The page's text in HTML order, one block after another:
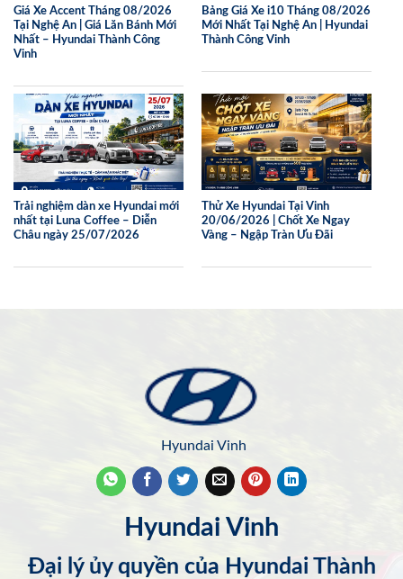
Giá Xe Accent Tháng 08/2026
Tại Nghệ An | Giá Lăn Bánh Mới
Nhất – Hyundai Thành Công
Vinh
Bảng Giá Xe i10 Tháng 08/2026
Mới Nhất Tại Nghệ An | Hyundai
Thành Công Vinh
Trải nghiệm dàn xe Hyundai mới
nhất tại Luna Coffee – Diễn
Châu ngày 25/07/2026
Thử Xe Hyundai Tại Vinh
20/06/2026 | Chốt Xe Ngay
Vàng – Ngập Tràn Ưu Đãi
Hyundai Vinh
Hyundai Vinh
Đại lý ủy quyền của Hyundai Thành